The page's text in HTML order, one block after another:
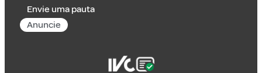
Envie uma pauta
Anuncie